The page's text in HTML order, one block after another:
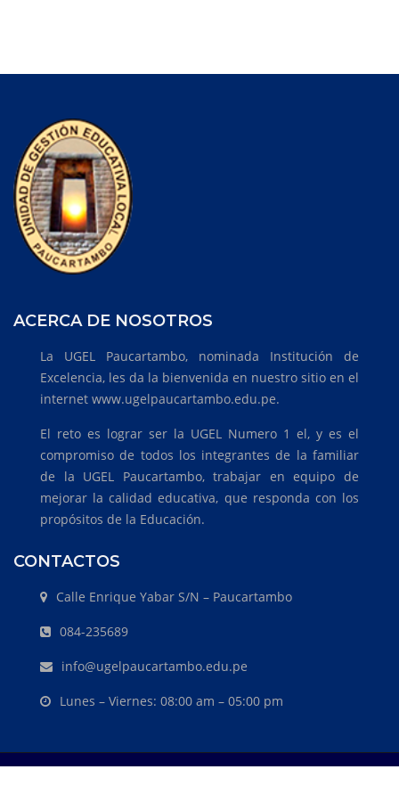
ACERCA DE NOSOTROS
La UGEL Paucartambo, nominada Institución de
Excelencia, les da la bienvenida en nuestro sitio en el
internet www.ugelpaucartambo.edu.pe.
El reto es lograr ser la UGEL Numero 1 el, y es el
compromiso de todos los integrantes de la familiar
de la UGEL Paucartambo, trabajar en equipo de
mejorar la calidad educativa, que responda con los
propósitos de la Educación.
CONTACTOS
Calle Enrique Yabar S/N – Paucartambo
084-235689
info@ugelpaucartambo.edu.pe
Lunes – Viernes: 08:00 am – 05:00 pm